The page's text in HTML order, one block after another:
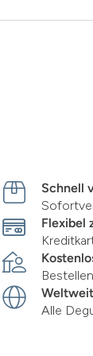
Schnell
Flexibel
Alle